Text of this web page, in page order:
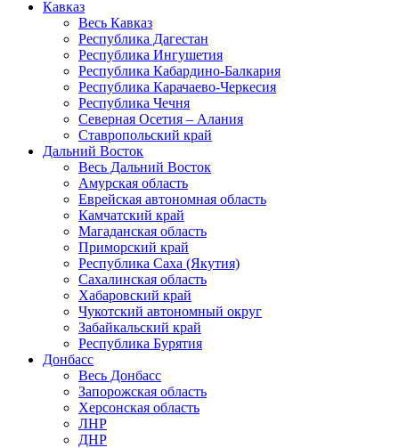
Кавказ
Весь Кавказ
Республика Дагестан
Республика Ингушетия
Республика Кабардино-Балкария
Республика Карачаево-Черкесия
Республика Чечня
Северная Осетия – Алания
Ставропольский край
Дальний Восток
Весь Дальний Восток
Амурская область
Еврейская автономная область
Камчатский край
Магаданская область
Приморский край
Республика Саха (Якутия)
Сахалинская область
Хабаровский край
Чукотский автономный округ
Забайкальский край
Республика Бурятия
Донбасс
Весь Донбасс
Запорожская область
Херсонская область
ЛНР
ДНР